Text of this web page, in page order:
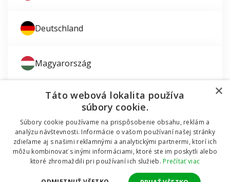
Deutschland
Magyarország
© 2011 - 2026 TT HOLDING, a.s. Už 12 rokov vám
pomáhame šetriť peniaze za okná a dvere.Všetky
Zaujíma vás montáž okien?
Dodávali sme okná do mobilnej chatky
×
Táto webová lokalita používa
súbory cookie.
Súbory cookie používame na prispôsobenie obsahu, reklám a
analýzu návštevnosti. Informácie o vašom používaní našej stránky
zdieľame aj s našimi reklamnými a analytickými partnermi, ktorí ich
môžu kombinovať s inými informáciami, ktoré ste im poskytli alebo
ktoré zhromaždili pri používaní ich služieb.Prečítať viac